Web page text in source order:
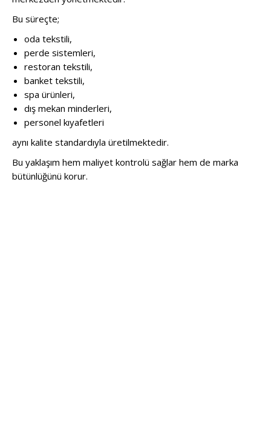
Bu süreçte;
oda tekstili,
perde sistemleri,
restoran tekstili,
banket tekstili,
spa ürünleri,
dış mekan minderleri,
personel kıyafetleri
aynı kalite standardıyla üretilmektedir.
Bu yaklaşım hem maliyet kontrolü sağlar hem de marka
bütünlüğünü korur.